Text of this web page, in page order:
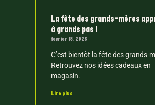
La fête des grands-mères
à grands pas !
février 18, 2026
C’est bientôt la fête des grands-
Retrouvez nos idées cadeaux en
magasin.
Lire plus